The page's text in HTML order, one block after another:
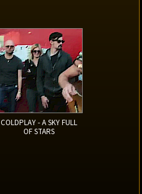
COLDPLAY - A SKY FULL
OF STARS